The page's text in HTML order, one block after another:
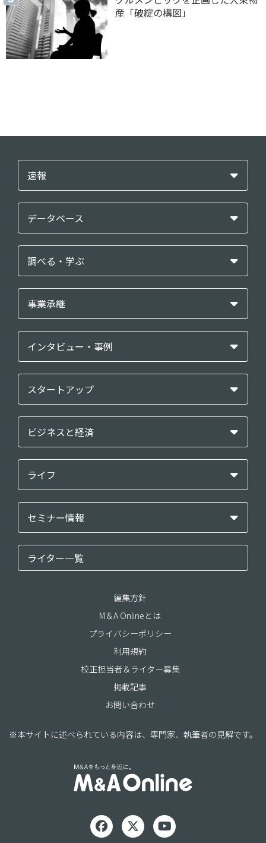
産「破綻の構図」
速報
データベース
調べる・学ぶ
事業承継
インタビュー・事例
スタートアップ
ビジネスと経済
ライフ
セミナー情報
ライター一覧
編集方針
M＆A Onlineとは
プライバシーポリシー
利用規約
校正担当者＆ライター募集
掲載記事
お問い合わせ
※本サイトに述べられている内容は、専門家、執筆者の見解です。